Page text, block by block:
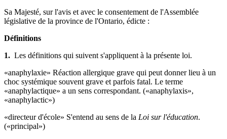
Sa Majesté, sur l'avis et avec le consentement de l'Assemblée
législative de la province de l'Ontario, édicte :
Définitions
1. Les définitions qui suivent s'appliquent à la présente loi.
«anaphylaxie» Réaction allergique grave qui peut donner lieu à un
choc systémique souvent grave et parfois fatal. Le terme
«anaphylactique» a un sens correspondant. («anaphylaxis»,
«anaphylactic»)
«directeur d'école» S'entend au sens de la Loi sur l'éducation.
(«principal»)